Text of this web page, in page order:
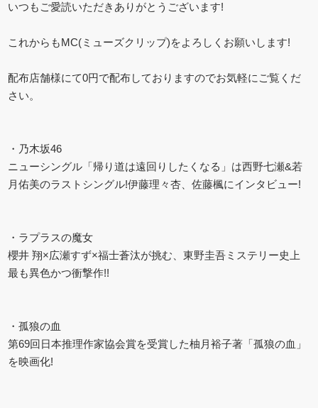
いつもご愛読いただきありがとうございます!
これからもMC(ミューズクリップ)をよろしくお願いします!
配布店舗様にて0円で配布しておりますのでお気軽にご覧くだ
さい。
・乃木坂46
ニューシングル「帰り道は遠回りしたくなる」は西野七瀬&若
月佑美のラストシングル!伊藤理々杏、佐藤楓にインタビュー!
・ラプラスの魔女
櫻井 翔×広瀬すず×福士蒼汰が挑む、東野圭吾ミステリー史上
最も異色かつ衝撃作!!
・孤狼の血
第69回日本推理作家協会賞を受賞した柚月裕子著「孤狼の血」
を映画化!